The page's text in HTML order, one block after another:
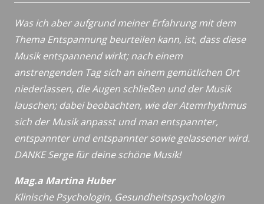
Was ich aber aufgrund meiner Erfahrung mit dem
Thema Entspannung beurteilen kann, ist, dass diese
Musik entspannend wirkt; nach einem
anstrengenden Tag sich an einem gemütlichen Ort
niederlassen, die Augen schließen und der Musik
lauschen; dabei beobachten, wie der Atemrhythmus
sich der Musik anpasst und man entspannter,
entspannter und entspannter sowie gelassener wird.
DANKE Serge für deine schöne Musik!
Mag.a Martina Huber
Klinische Psychologin, Gesundheitspsychologin